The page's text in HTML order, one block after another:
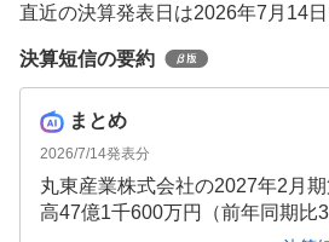
直近の決算発表日は2026年7月14日
決算短信の要約
まとめ
2026/7/14発表分
丸東産業株式会社の2027年2月
高47億1千600万円（前年同期比